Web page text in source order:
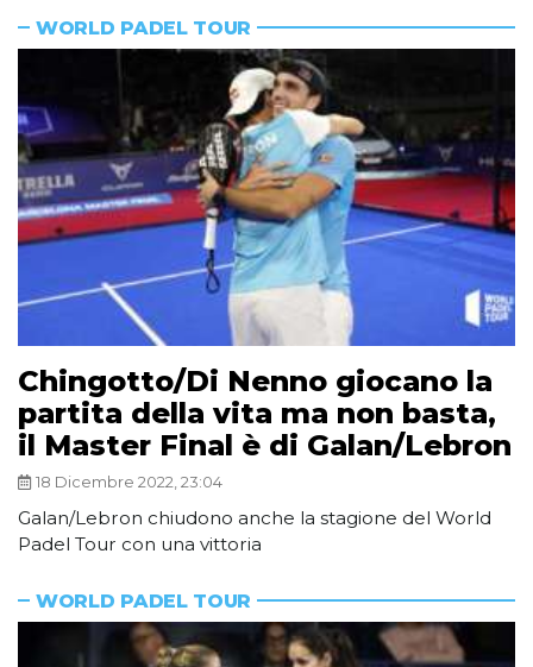
WORLD PADEL TOUR
Chingotto/Di Nenno giocano la
partita della vita ma non basta,
il Master Final è di Galan/Lebron
18 Dicembre 2022, 23:04
Galan/Lebron chiudono anche la stagione del World
Padel Tour con una vittoria
WORLD PADEL TOUR